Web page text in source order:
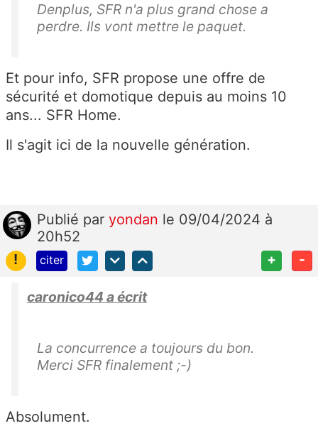
Denplus, SFR n'a plus grand chose a
perdre. Ils vont mettre le paquet.
Et pour info, SFR propose une offre de
sécurité et domotique depuis au moins 10
ans... SFR Home.
Il s'agit ici de la nouvelle génération.
Publié par yondan le 09/04/2024 à
20h52
!
citer + -
caronico44 a écrit
La concurrence a toujours du bon.
Merci SFR finalement ;-)
Absolument.